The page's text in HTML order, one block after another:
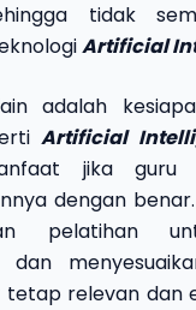
tidak
Artificial
adalah
Artificial
jika guru
dengan
pelatihan
dan
relevan dan